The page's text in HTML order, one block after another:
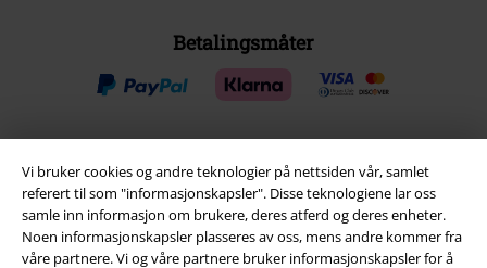
Vi bruker cookies og andre teknologier på nettsiden vår, samlet
referert til som "informasjonskapsler". Disse teknologiene lar oss
samle inn informasjon om brukere, deres atferd og deres enheter.
Noen informasjonskapsler plasseres av oss, mens andre kommer fra
våre partnere. Vi og våre partnere bruker informasjonskapsler for å
Betalingsmåter
Frakt